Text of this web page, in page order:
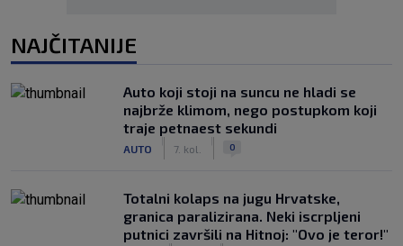
NAJČITANIJE
Auto koji stoji na suncu ne hladi se
najbrže klimom, nego postupkom koji
traje petnaest sekundi
AUTO 7. kol. 0
Totalni kolaps na jugu Hrvatske,
granica paralizirana. Neki iscrpljeni
putnici završili na Hitnoj: "Ovo je teror!"